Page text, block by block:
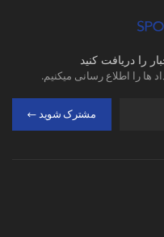
را دریافت کنید
ها را اطلاع رسانی میکنیم.
مشترک شوید